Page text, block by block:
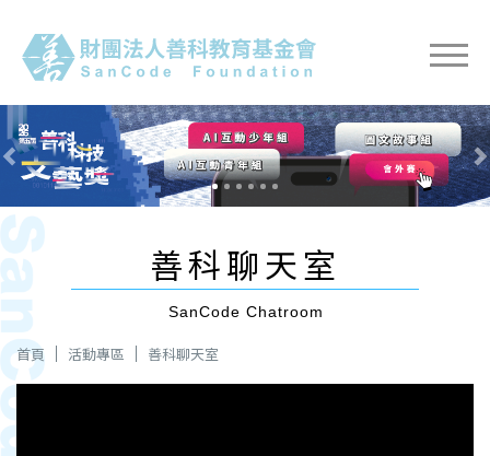
Previous Next
善科聊天室
SanCode Chatroom
首頁 活動專區 善科聊天室